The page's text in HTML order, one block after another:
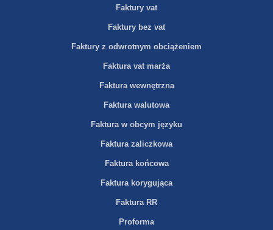
Faktury vat
Faktury bez vat
Faktury z odwrotnym obciążeniem
Faktura vat marża
Faktura wewnętrzna
Faktura walutowa
Faktura w obcym języku
Faktura zaliczkowa
Faktura końcowa
Faktura korygująca
Faktura RR
Proforma